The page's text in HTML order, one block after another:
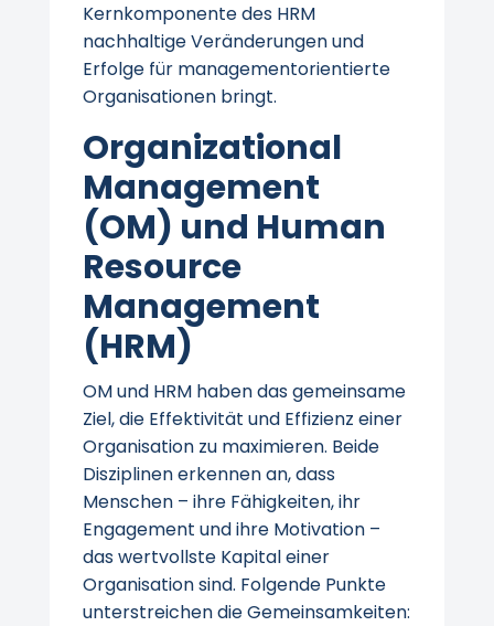
Kernkomponente des HRM
nachhaltige Veränderungen und
Erfolge für managementorientierte
Organisationen bringt.
Organizational
Management
(OM) und Human
Resource
Management
(HRM)
OM und HRM haben das gemeinsame
Ziel, die Effektivität und Effizienz einer
Organisation zu maximieren. Beide
Disziplinen erkennen an, dass
Menschen – ihre Fähigkeiten, ihr
Engagement und ihre Motivation –
das wertvollste Kapital einer
Organisation sind. Folgende Punkte
unterstreichen die Gemeinsamkeiten: